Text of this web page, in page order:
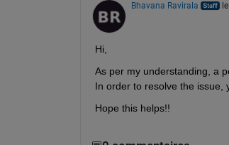
Bhavana Ravirala
Hi,
As per my understanding, a
In order to resolve the issue,
Hope this helps!!